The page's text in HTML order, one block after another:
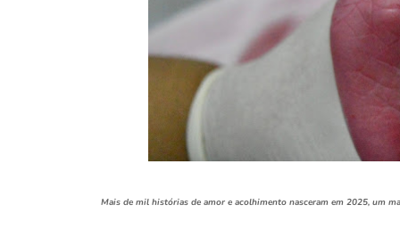
Mais de mil histórias de amor e acolhimento nasceram em 2025, um